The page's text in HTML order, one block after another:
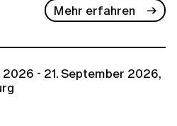
Mehr erfahren
2026 - 21. September 2026,